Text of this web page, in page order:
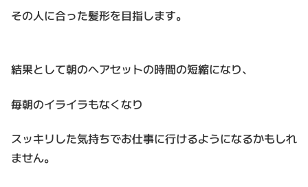
その人に合った髪形を目指します。
結果として朝のヘアセットの時間の短縮になり、
毎朝のイライラもなくなり
スッキリした気持ちでお仕事に行けるようになるかもしれ
ません。